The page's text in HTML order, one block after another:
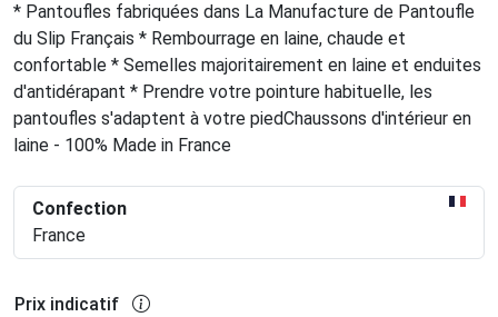
* Pantoufles fabriquées dans La Manufacture de Pantoufle
du Slip Français * Rembourrage en laine, chaude et
confortable * Semelles majoritairement en laine et enduites
d'antidérapant * Prendre votre pointure habituelle, les
pantoufles s'adaptent à votre piedChaussons d'intérieur en
laine - 100% Made in France
Confection
France
Prix indicatif